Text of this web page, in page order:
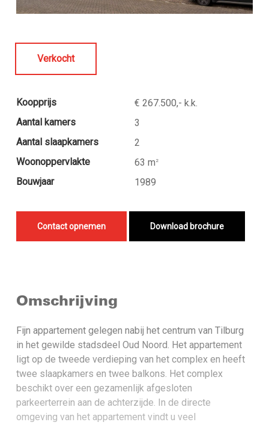
Verkocht
Koopprijs
€ 267.500,- k.k.
Aantal kamers
3
Aantal slaapkamers
2
Woonoppervlakte
63 m 2
Bouwjaar 1989
Contact opnemen Download brochure
Omschrijving
Fijn appartement gelegen nabij het centrum van Tilburg
in het gewilde stadsdeel Oud Noord. Het appartement
ligt op de tweede verdieping van het complex en heeft
twee slaapkamers en twee balkons. Het complex
beschikt over een gezamenlijk afgesloten
parkeerterrein aan de achterzijde. In de directe
omgeving van het appartement vindt u veel